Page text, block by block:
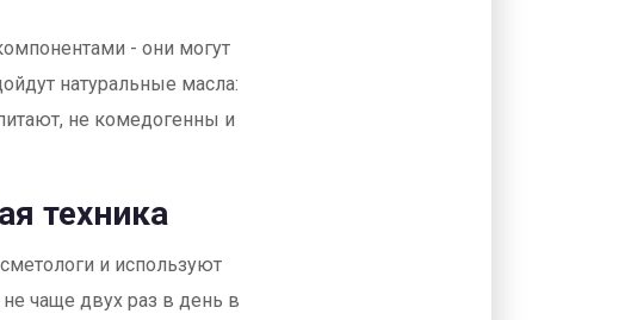
- они могут
натуральные масла:
не комедогенны и
техника
и используют
чаще двух раз в день в